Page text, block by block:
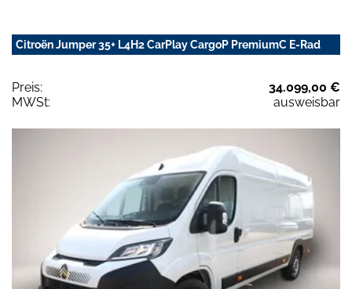
Citroën Jumper 35+ L4H2 CarPlay CargoP PremiumC E-Rad
Preis:
34.099,00 €
MWSt:
ausweisbar